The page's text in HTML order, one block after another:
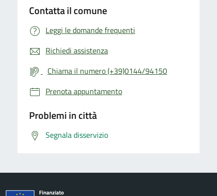
Contatta il comune
Leggi le domande frequenti
Richiedi assistenza
Chiama il numero (+39)0144/94150
Prenota appuntamento
Problemi in città
Segnala disservizio